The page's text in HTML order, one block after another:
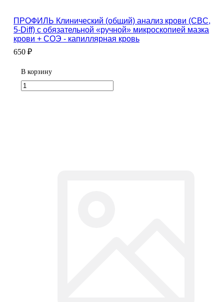
ПРОФИЛЬ Клинический (общий) анализ крови (CBC,
5-Diff) с обязательной «ручной» микроскопией мазка
крови + СОЭ - капиллярная кровь
650 ₽
В корзину